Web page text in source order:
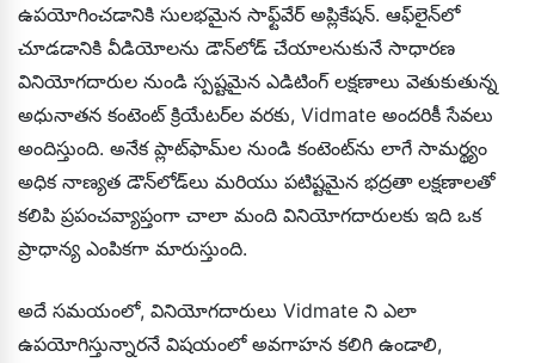
ఉపయోగించడానికి సులభమైన సాఫ్ట్‌వేర్ అప్లికేషన్. ఆఫ్‌లైన్‌లో
చూడడానికి వీడియోలను డౌన్‌లోడ్ చేయాలనుకునే సాధారణ
వినియోగదారుల నుండి స్పష్టమైన ఎడిటింగ్ లక్షణాలు వెతుకుతున్న
అధునాతన కంటెంట్ క్రియేటర్‌ల వరకు, Vidmate అందరికీ సేవలు
అందిస్తుంది. అనేక ప్లాట్‌ఫామ్‌ల నుండి కంటెంట్‌ను లాగే సామర్థ్యం
అధిక నాణ్యత డౌన్‌లోడ్‌లు మరియు పటిష్టమైన భద్రతా లక్షణాలతో
కలిపి ప్రపంచవ్యాప్తంగా చాలా మంది వినియోగదారులకు ఇది ఒక
ప్రాధాన్య ఎంపికగా మారుస్తుంది.
అదే సమయంలో, వినియోగదారులు Vidmate ని ఎలా
ఉపయోగిస్తున్నారనే విషయంలో అవగాహన కలిగి ఉండాలి,